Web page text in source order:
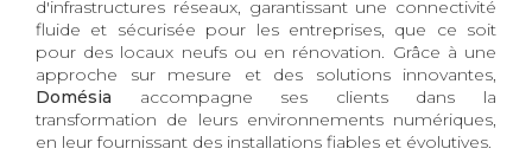
d'infrastructures réseaux, garantissant une connectivité
fluide et sécurisée pour les entreprises, que ce soit
pour des locaux neufs ou en rénovation. Grâce à une
approche sur mesure et des solutions innovantes,
Domésia accompagne ses clients dans la
transformation de leurs environnements numériques,
en leur fournissant des installations fiables et évolutives.